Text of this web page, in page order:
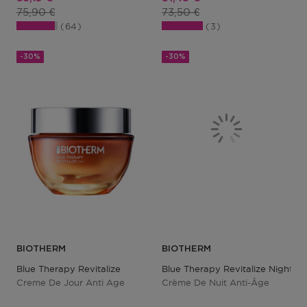
Prix du produit
75,90 €
64
Prix du produit
73,50 €
3
-30%
BIOTHERM
Blue Therapy Revitalize
Creme De Jour Anti Age
-30%
BIOTHERM
Blue Therapy Revitalize Night
Crème De Nuit Anti-Âge